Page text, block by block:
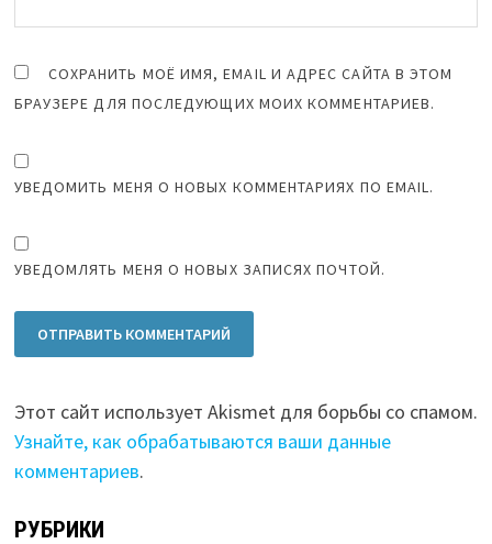
СОХРАНИТЬ МОЁ ИМЯ, EMAIL И АДРЕС САЙТА В ЭТОМ
БРАУЗЕРЕ ДЛЯ ПОСЛЕДУЮЩИХ МОИХ КОММЕНТАРИЕВ.
УВЕДОМИТЬ МЕНЯ О НОВЫХ КОММЕНТАРИЯХ ПО EMAIL.
УВЕДОМЛЯТЬ МЕНЯ О НОВЫХ ЗАПИСЯХ ПОЧТОЙ.
Этот сайт использует Akismet для борьбы со спамом.
Узнайте, как обрабатываются ваши данные
комментариев.
РУБРИКИ